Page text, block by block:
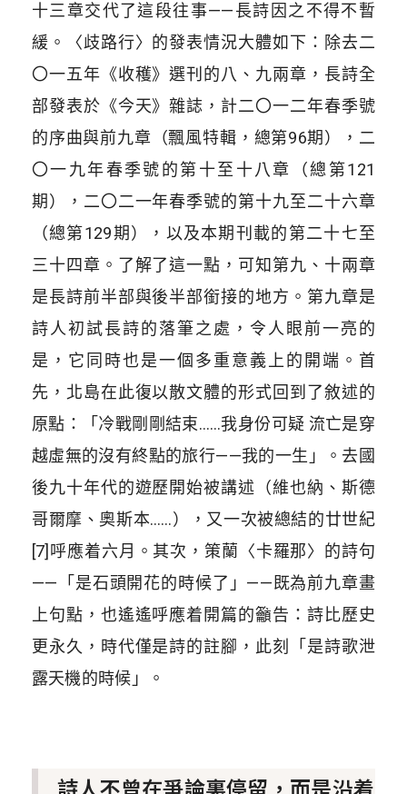
十三章交代了這段往事——長詩因之不得不暫
緩。〈歧路行〉的發表情況大體如下：除去二
〇一五年《收穫》選刊的八、九兩章，長詩全
部發表於《今天》雜誌，計二〇一二年春季號
的序曲與前九章（飄風特輯，總第96期），二
〇一九年春季號的第十至十八章（總第121
期），二〇二一年春季號的第十九至二十六章
（總第129期），以及本期刊載的第二十七至
三十四章。了解了這一點，可知第九、十兩章
是長詩前半部與後半部銜接的地方。第九章是
詩人初試長詩的落筆之處，令人眼前一亮的
是，它同時也是一個多重意義上的開端。首
先，北島在此復以散文體的形式回到了敘述的
原點：「冷戰剛剛結束……我身份可疑 流亡是穿
越虛無的沒有終點的旅行——我的一生」。去國
後九十年代的遊歷開始被講述（維也納、斯德
哥爾摩、奧斯本……），又一次被總結的廿世紀
[7]呼應着六月。其次，策蘭〈卡羅那〉的詩句
——「是石頭開花的時候了」——既為前九章畫
上句點，也遙遙呼應着開篇的籲告：詩比歷史
更永久，時代僅是詩的註腳，此刻「是詩歌泄
露天機的時候」。
詩人不曾在爭論裏停留，而是沿着